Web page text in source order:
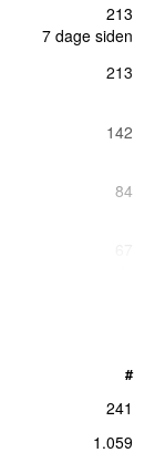
7 dage siden
213
213
142
84
54
#
241
1.059